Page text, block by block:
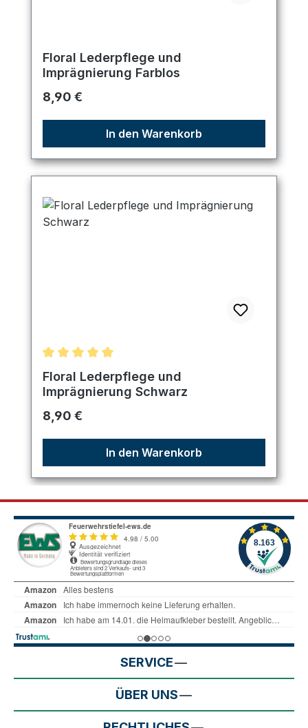
Floral Lederpflege und
Imprägnierung Farblos
Regulärer Preis:
8,90 €
In den Warenkorb
Durchschnittliche Bewertung von 5 von 5 Sternen
Floral Lederpflege und
Imprägnierung Schwarz
Regulärer Preis:
8,90 €
In den Warenkorb
SERVICE
ÜBER UNS